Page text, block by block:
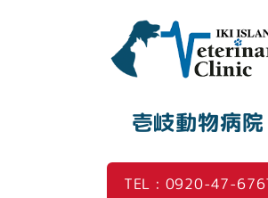
壱岐動物病院
TEL : 0920-47-